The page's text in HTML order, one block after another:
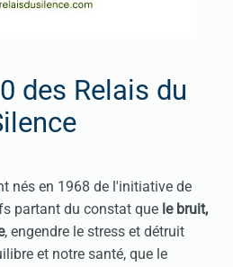
des Relais du
nés en 1968 de l'initiative de
partant du constat que le bruit,
, engendre le stress et détruit
et notre santé, que le